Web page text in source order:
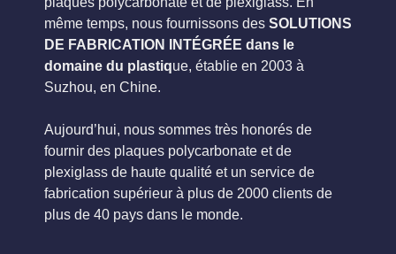
même temps, nous fournissons des SOLUTIONS
DE FABRICATION INTÉGRÉE dans le
domaine du plastique, établie en 2003 à
Suzhou, en Chine.
Aujourd’hui, nous sommes très honorés de
fournir des plaques polycarbonate et de
plexiglass de haute qualité et un service de
fabrication supérieur à plus de 2000 clients de
plus de 40 pays dans le monde.